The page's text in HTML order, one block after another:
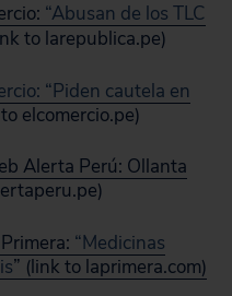
“Abusan de los TLC
to larepublica.pe)
“Piden cautela en
elcomercio.pe)
Alerta Perú: Ollanta
“Medicinas
” (link to laprimera.com)